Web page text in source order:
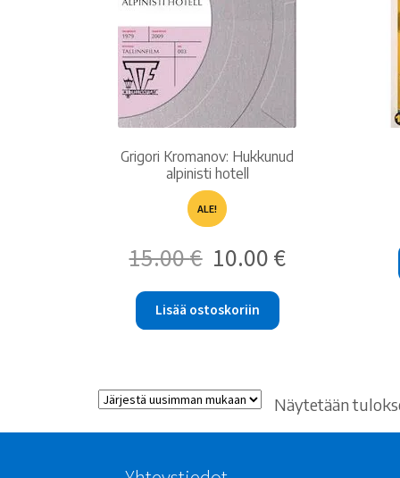
Grigori Kromanov: Hukkunud
alpinisti hotell
ALE!
15.00€
Alkuperäinen
hinta
15.00 €.
10.00 €hinta
Lisää ostoskoriin
Näytetään